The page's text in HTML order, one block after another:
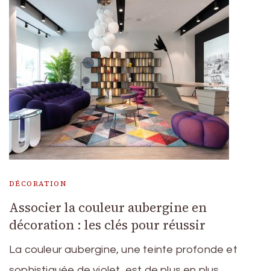
DÉCORATION
Associer la couleur aubergine en
décoration : les clés pour réussir
La couleur aubergine, une teinte profonde et